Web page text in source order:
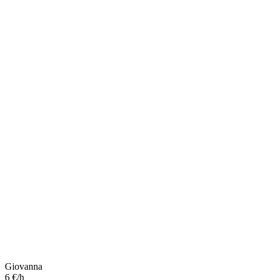
Giovanna
6 €/h